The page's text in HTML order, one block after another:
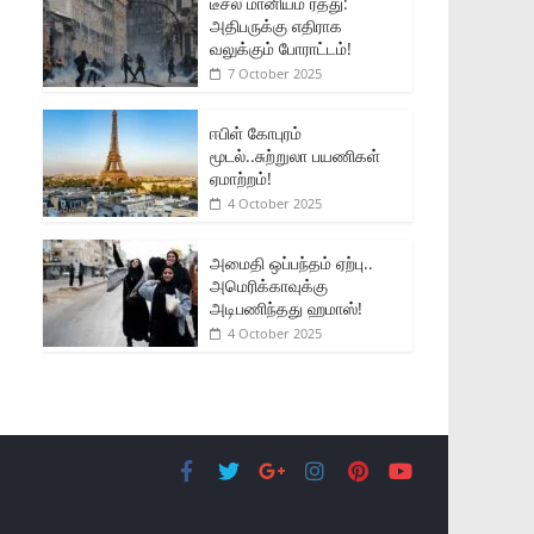
அதிபருக்கு எதிராக
வலுக்கும் போராட்டம்!
7 October 2025
ஈபிள் கோபுரம்
மூடல்..சுற்றுலா பயணிகள்
ஏமாற்றம்!
4 October 2025
அமைதி ஒப்பந்தம் ஏற்பு..
அமெரிக்காவுக்கு
அடிபணிந்தது ஹமாஸ்!
4 October 2025